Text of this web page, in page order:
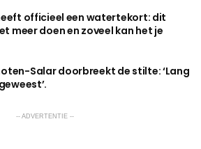
officieel een watertekort: dit
meer doen en zoveel kan het je
Salar doorbreekt de stilte: ‘Lang
-- ADVERTENTIE --